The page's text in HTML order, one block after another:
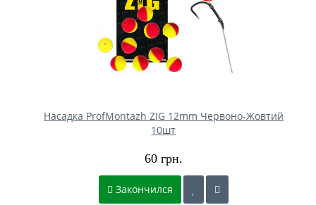
Насадка ProfMontazh ZIG 12mm Червоно-Жовтий
10шт
60 грн.
Закончился